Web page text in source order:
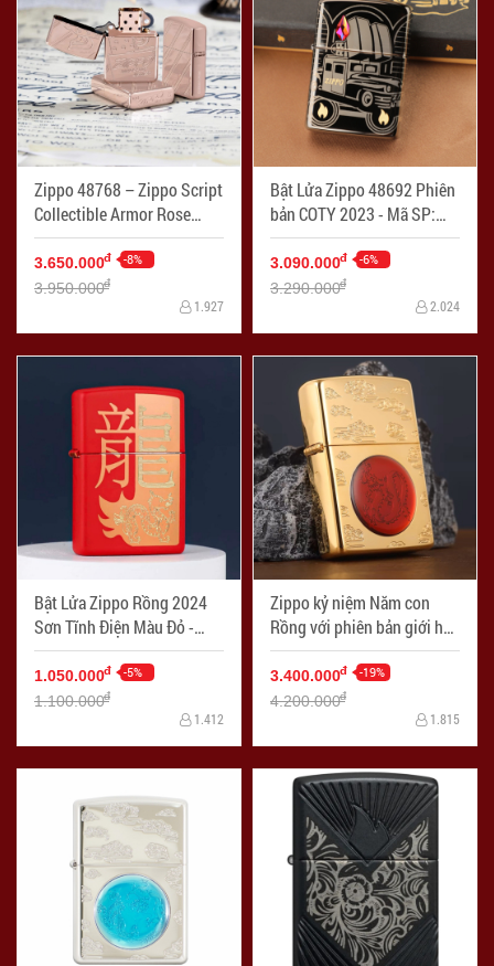
Zippo 48768 – Zippo Script
Collectible Armor Rose
Gold - Mã SP: ZPC4175
3.650.000đ -8%
3.950.000đ
1.927
Bật Lửa Zippo 48692 Phiên
bản COTY 2023 - Mã SP:
ZPC4189
3.090.000đ -6%
3.290.000đ
2.024
Bật Lửa Zippo Rồng 2024
Sơn Tĩnh Điện Màu Đỏ -
Logo Zippo SKU 48769 -
Mã SP: ZPC4199
1.050.000đ -5%
1.100.000đ
1.412
Zippo kỷ niệm Năm con
Rồng với phiên bản giới hạn
2024 (Gold Plate) - Mã SP:
ZPC4205
3.400.000đ -19%
4.200.000đ
1.815